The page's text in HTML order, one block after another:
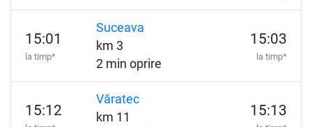
15:01
la timp*
Suceava
km 3
2 min oprire
15:03
la timp*
15:12
Văratec
km 11
15:13